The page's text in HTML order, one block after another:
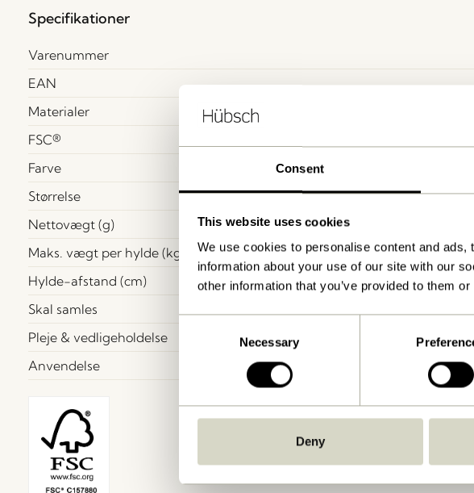
Consent
This website uses cookies
We use cookies to personalise content and
information about your use of our site with our
other information that you’ve provided to them
Necessary
Deny
Specifikationer
Varenummer
EAN
Materialer
FSC®
Farve
Størrelse
Nettovægt (g)
Maks. vægt per hylde (kg)
Hylde-afstand (cm)
Skal samles
Pleje & vedligeholdelse
Anvendelse